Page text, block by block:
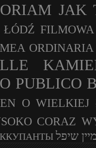
JAK
ŁÓDŹ FILMOWA
MEA ORDINARIA
PUBLICO
O WIELKIEJ
CORAZ
שיפל